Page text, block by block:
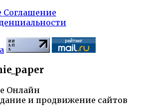
Соглашение
Онлайн
и продвижение сайтов